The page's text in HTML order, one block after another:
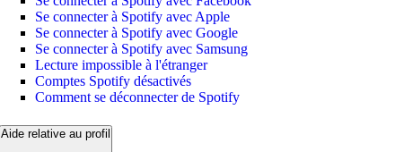
Se connecter à Spotify avec Apple
Se connecter à Spotify avec Google
Se connecter à Spotify avec Samsung
Lecture impossible à l'étranger
Comptes Spotify désactivés
Comment se déconnecter de Spotify
Aide relative au profil